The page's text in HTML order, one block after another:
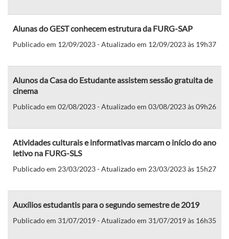
Alunas do GEST conhecem estrutura da FURG-SAP
Publicado em 12/09/2023 - Atualizado em 12/09/2023 às 19h37
Alunos da Casa do Estudante assistem sessão gratuita de
cinema
Publicado em 02/08/2023 - Atualizado em 03/08/2023 às 09h26
Atividades culturais e informativas marcam o início do ano
letivo na FURG-SLS
Publicado em 23/03/2023 - Atualizado em 23/03/2023 às 15h27
Auxílios estudantis para o segundo semestre de 2019
Publicado em 31/07/2019 - Atualizado em 31/07/2019 às 16h35